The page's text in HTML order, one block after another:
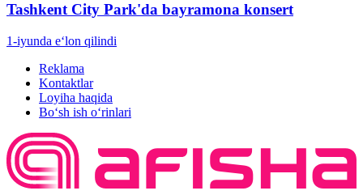
Tashkent City Park'da bayramona konsert
1-iyunda e‘lon qilindi
Reklama
Kontaktlar
Loyiha haqida
Bo‘sh ish o‘rinlari